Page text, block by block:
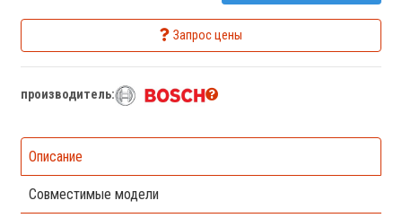
Запрос цены
производитель:
Описание
Совместимые модели